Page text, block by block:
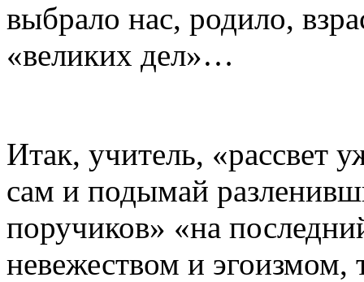
выбрало нас, родило,
«великих дел»…
Итак, учитель, «рассвет
сам и подымай
поручиков» «на
невежеством и эгоизмом,